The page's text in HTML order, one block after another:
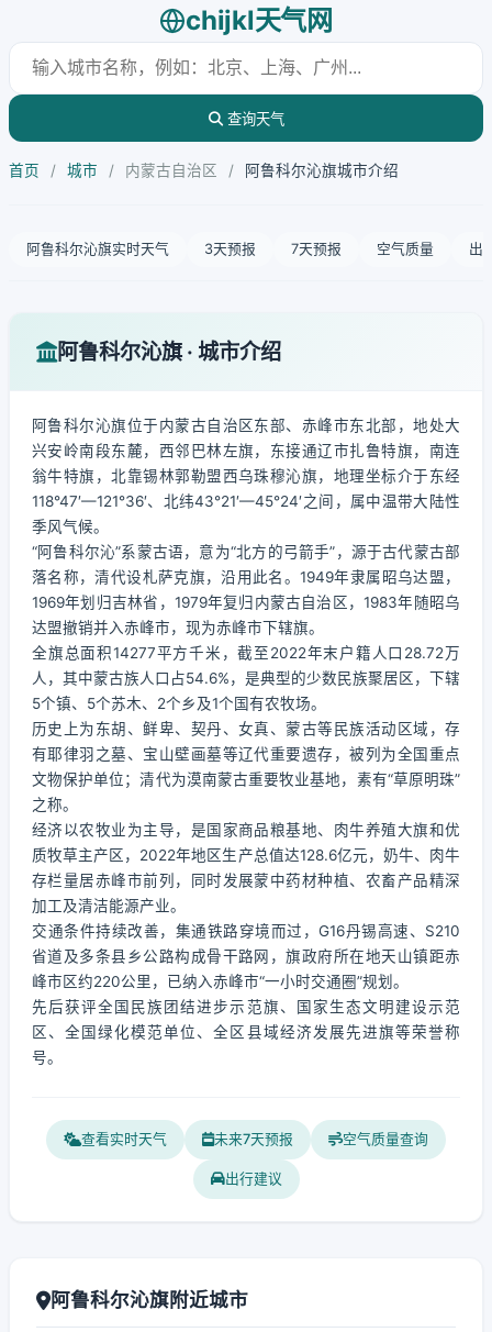
chijkl天气网
查询天气
首页 / 城市 / 内蒙古自治区 / 阿鲁科尔沁旗城市介绍
阿鲁科尔沁旗实时天气 3天预报 7天预报 空气质量 出
阿鲁科尔沁旗 · 城市介绍
阿鲁科尔沁旗位于内蒙古自治区东部、赤峰市东北部，地处大
兴安岭南段东麓，西邻巴林左旗，东接通辽市扎鲁特旗，南连
翁牛特旗，北靠锡林郭勒盟西乌珠穆沁旗，地理坐标介于东经
118°47′—121°36′、北纬43°21′—45°24′之间，属中温带大陆性
季风气候。
“阿鲁科尔沁”系蒙古语，意为“北方的弓箭手”，源于古代蒙古部
落名称，清代设札萨克旗，沿用此名。1949年隶属昭乌达盟，
1969年划归吉林省，1979年复归内蒙古自治区，1983年随昭乌
达盟撤销并入赤峰市，现为赤峰市下辖旗。
全旗总面积14277平方千米，截至2022年末户籍人口28.72万
人，其中蒙古族人口占54.6%，是典型的少数民族聚居区，下辖
5个镇、5个苏木、2个乡及1个国有农牧场。
历史上为东胡、鲜卑、契丹、女真、蒙古等民族活动区域，存
有耶律羽之墓、宝山壁画墓等辽代重要遗存，被列为全国重点
文物保护单位；清代为漠南蒙古重要牧业基地，素有“草原明珠”
之称。
经济以农牧业为主导，是国家商品粮基地、肉牛养殖大旗和优
质牧草主产区，2022年地区生产总值达128.6亿元，奶牛、肉牛
存栏量居赤峰市前列，同时发展蒙中药材种植、农畜产品精深
加工及清洁能源产业。
交通条件持续改善，集通铁路穿境而过，G16丹锡高速、S210
省道及多条县乡公路构成骨干路网，旗政府所在地天山镇距赤
峰市区约220公里，已纳入赤峰市“一小时交通圈”规划。
先后获评全国民族团结进步示范旗、国家生态文明建设示范
区、全国绿化模范单位、全区县域经济发展先进旗等荣誉称
号。
查看实时天气 未来7天预报 空气质量查询
出行建议
阿鲁科尔沁旗附近城市